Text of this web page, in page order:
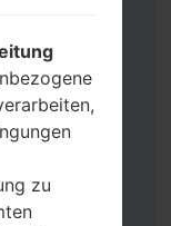
in einem
aus und
Alle
und
zu